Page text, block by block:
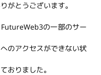
がとうございます。
の一部のサー
のアクセスができない状
おりました。